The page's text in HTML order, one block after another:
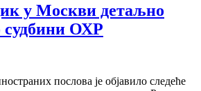
у Москви детаљно
судбини ОХР
послова је објавило следеће